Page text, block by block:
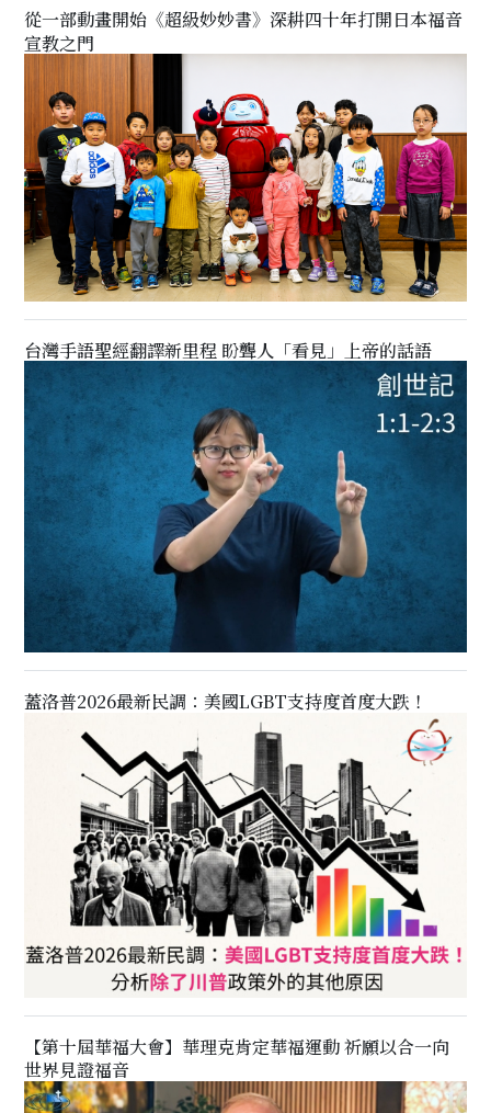
從一部動畫開始《超級妙妙書》深耕四十年打開日本福音
宣教之門
台灣手語聖經翻譯新里程 盼聾人「看見」上帝的話語
蓋洛普2026最新民調：美國LGBT支持度首度大跌！
【第十屆華福大會】華理克肯定華福運動 祈願以合一向
世界見證福音